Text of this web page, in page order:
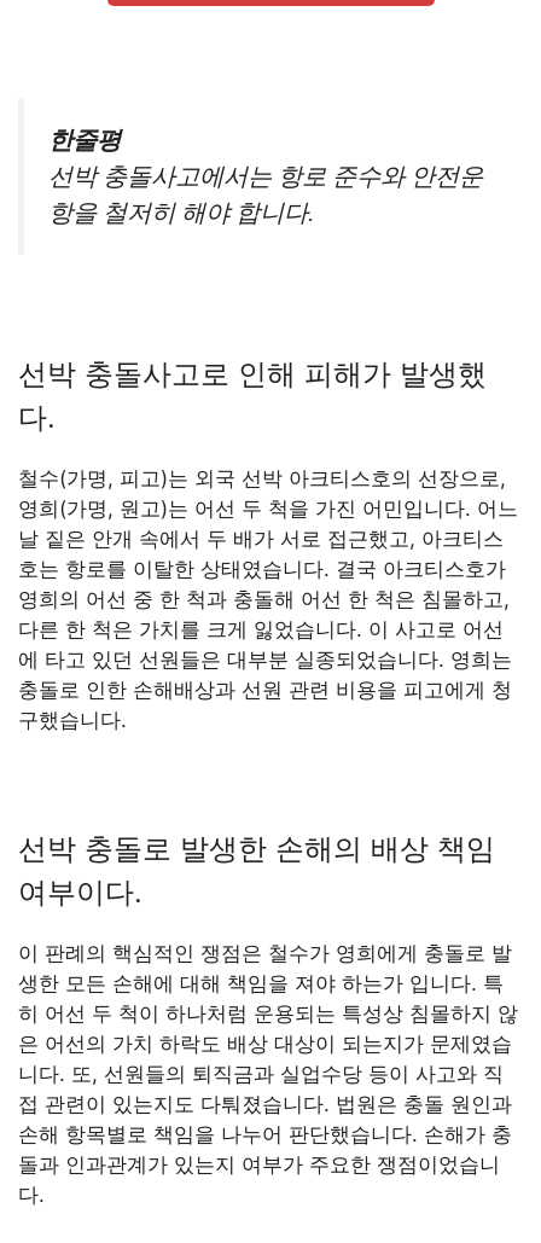
한줄평
선박 충돌사고에서는 항로 준수와 안전운
항을 철저히 해야 합니다.
선박 충돌사고로 인해 피해가 발생했
다.
철수(가명, 피고)는 외국 선박 아크티스호의 선장으로,
영희(가명, 원고)는 어선 두 척을 가진 어민입니다. 어느
날 짙은 안개 속에서 두 배가 서로 접근했고, 아크티스
호는 항로를 이탈한 상태였습니다. 결국 아크티스호가
영희의 어선 중 한 척과 충돌해 어선 한 척은 침몰하고,
다른 한 척은 가치를 크게 잃었습니다. 이 사고로 어선
에 타고 있던 선원들은 대부분 실종되었습니다. 영희는
충돌로 인한 손해배상과 선원 관련 비용을 피고에게 청
구했습니다.
선박 충돌로 발생한 손해의 배상 책임
여부이다.
이 판례의 핵심적인 쟁점은 철수가 영희에게 충돌로 발
생한 모든 손해에 대해 책임을 져야 하는가 입니다. 특
히 어선 두 척이 하나처럼 운용되는 특성상 침몰하지 않
은 어선의 가치 하락도 배상 대상이 되는지가 문제였습
니다. 또, 선원들의 퇴직금과 실업수당 등이 사고와 직
접 관련이 있는지도 다퉈졌습니다. 법원은 충돌 원인과
손해 항목별로 책임을 나누어 판단했습니다. 손해가 충
돌과 인과관계가 있는지 여부가 주요한 쟁점이었습니
다.